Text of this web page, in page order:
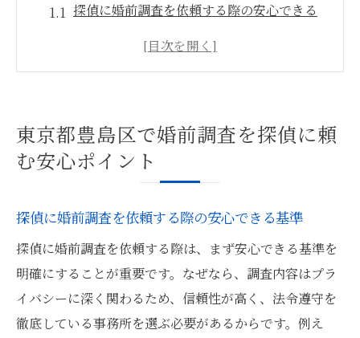
探偵に婚前調査を依頼する際の安心できる
ート体制
結婚前調査を探偵に頼む際の個人情報保護
結婚身辺調査で探偵と安心して相談できる
方法
探偵による結婚前調査の流れと費用の実態
結婚前調査で探偵が行う一連の流れを徹底
解説
東京都豊島区で婚前調査を探偵に頼
む安心ポイント
探偵に婚前調査を依頼する際の安心できる基準
探偵に婚前調査を依頼する際は、まず安心できる基準を
明確にすることが重要です。なぜなら、調査内容はプラ
イバシーに深く関わるため、信頼性が高く、法令遵守を
徹底している事務所を選ぶ必要があるからです。例え